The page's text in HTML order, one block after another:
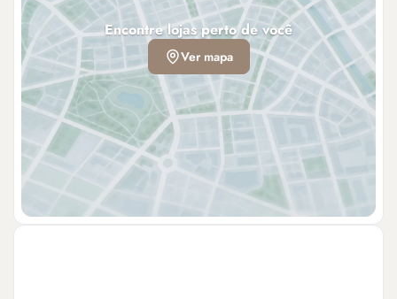
Encontre lojas perto de você
Ver mapa